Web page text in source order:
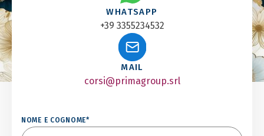
WHATSAPP
+39 3355234532
MAIL
corsi@primagroup.srl
NOME E COGNOME*